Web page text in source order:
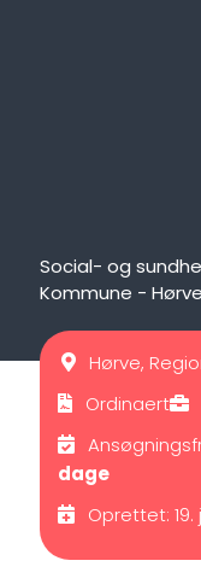
Social- og
Kommune -
Hørve,
Ordinaert
dage
Oprettet: